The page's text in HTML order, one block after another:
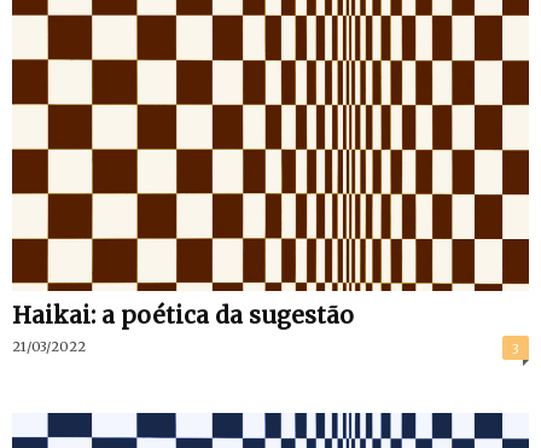
Haikai: a poética da sugestão
21/03/2022 3